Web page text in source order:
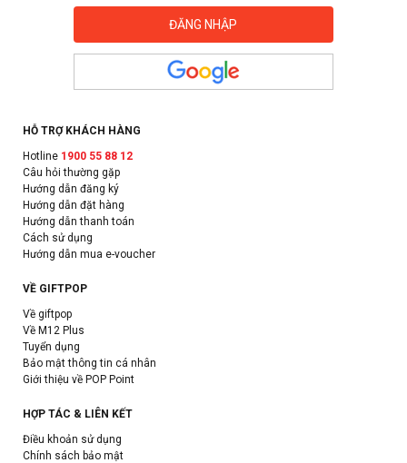
HỖ TRỢ KHÁCH HÀNG
Hotline 1900 55 88 12
Câu hỏi thường gặp
Hướng dẫn đăng ký
Hướng dẫn đặt hàng
Hướng dẫn thanh toán
Cách sử dụng
Hướng dẫn mua e-voucher
VỀ GIFTPOP
Về giftpop
Về M12 Plus
Tuyển dụng
Bảo mật thông tin cá nhân
Giới thiệu về POP Point
HỢP TÁC & LIÊN KẾT
Điều khoản sử dụng
Chính sách bảo mật